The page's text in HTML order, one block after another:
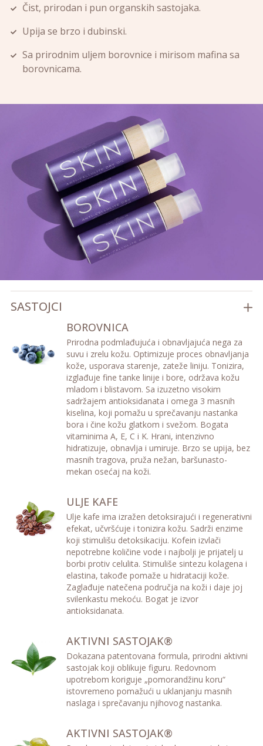
Čist, prirodan i pun organskih sastojaka.
Upija se brzo i dubinski.
Sa prirodnim uljem borovnice i mirisom mafina sa
borovnicama.
SASTOJCI
BOROVNICA
Prirodna podmlađujuća i obnavljajuća nega za
suvu i zrelu kožu. Optimizuje proces obnavljanja
kože, usporava starenje, zateže liniju. Tonizira,
izglađuje fine tanke linije i bore, održava kožu
mladom i blistavom. Sa izuzetno visokim
sadržajem antioksidanata i omega 3 masnih
kiselina, koji pomažu u sprečavanju nastanka
bora i čine kožu glatkom i svežom. Bogata
vitaminima A, E, C i K. Hrani, intenzivno
hidratizuje, obnavlja i umiruje. Brzo se upija, bez
masnih tragova, pruža nežan, baršunasto-
mekan osećaj na koži.
ULJE KAFE
Ulje kafe ima izražen detoksirajući i regenerativni
efekat, učvršćuje i tonizira kožu. Sadrži enzime
koji stimulišu detoksikaciju. Kofein izvlači
nepotrebne količine vode i najbolji je prijatelj u
borbi protiv celulita. Stimuliše sintezu kolagena i
elastina, takođe pomaže u hidrataciji kože.
Zaglađuje natečena područja na koži i daje joj
svilenkastu mekoću. Bogat je izvor
antioksidanata.
AKTIVNI SASTOJAK®
Dokazana patentovana formula, prirodni aktivni
sastojak koji oblikuje figuru. Redovnom
upotrebom koriguje „pomorandžinu koru“
istovremeno pomažući u uklanjanju masnih
naslaga i sprečavanju njihovog nastanka.
AKTIVNI SASTOJAK®